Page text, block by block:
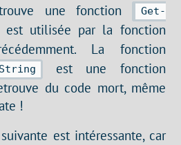
une fonction
Get-
est utilisée par la fonction
La fonction
est une fonction
du code mort, même
!
suivante est intéressante, car